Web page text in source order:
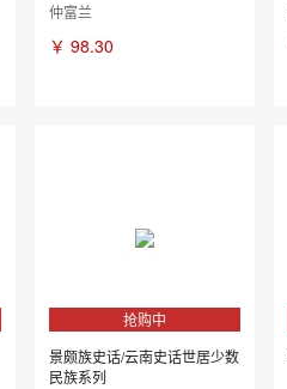
仲富兰
￥ 98.30
抢购中
景颇族史话/云南史话世居少数
民族系列